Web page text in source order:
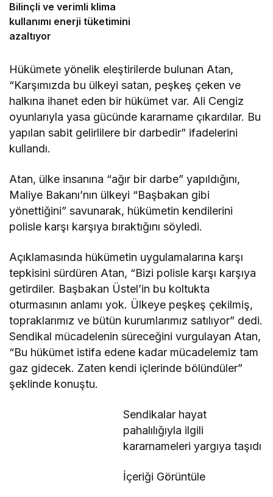
Bilinçli ve verimli klima
kullanımı enerji tüketimini
azaltıyor
Hükümete yönelik eleştirilerde bulunan Atan,
“Karşımızda bu ülkeyi satan, peşkeş çeken ve
halkına ihanet eden bir hükümet var. Ali Cengiz
oyunlarıyla yasa gücünde kararname çıkardılar. Bu
yapılan sabit gelirlilere bir darbedir” ifadelerini
kullandı.
Atan, ülke insanına “ağır bir darbe” yapıldığını,
Maliye Bakanı’nın ülkeyi “Başbakan gibi
yönettiğini” savunarak, hükümetin kendilerini
polisle karşı karşıya bıraktığını söyledi.
Açıklamasında hükümetin uygulamalarına karşı
tepkisini sürdüren Atan, “Bizi polisle karşı karşıya
getirdiler. Başbakan Üstel’in bu koltukta
oturmasının anlamı yok. Ülkeye peşkeş çekilmiş,
topraklarımız ve bütün kurumlarımız satılıyor” dedi.
Sendikal mücadelenin süreceğini vurgulayan Atan,
“Bu hükümet istifa edene kadar mücadelemiz tam
gaz gidecek. Zaten kendi içlerinde bölündüler”
şeklinde konuştu.
Sendikalar hayat
pahalılığıyla ilgili
kararnameleri yargıya taşıdı
İçeriği Görüntüle